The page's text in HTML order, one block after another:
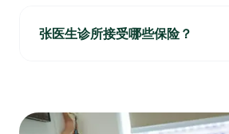
张医生诊所接受哪些保险？